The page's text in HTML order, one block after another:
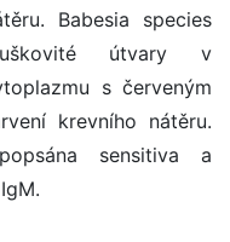
Babesia species
útvary v
s červeným
krevního nátěru.
sensitiva a